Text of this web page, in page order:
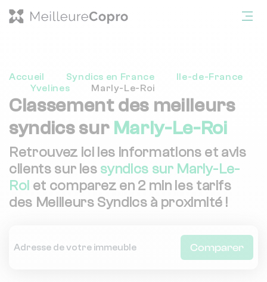
Accueil Syndics en France
Ile-de-France
Yvelines
Marly-Le-Roi
Classement des meilleurs
syndics sur Marly-Le-Roi
Retrouvez ici les informations et avis
clients sur les syndics sur Marly-Le-
Roi et comparez en 2 min les tarifs
des Meilleurs Syndics à proximité !
Comparer